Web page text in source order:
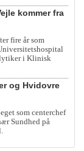
kommer fra
fire år som
i Klinisk
og Hvidovre
som centerchef
Sundhed på